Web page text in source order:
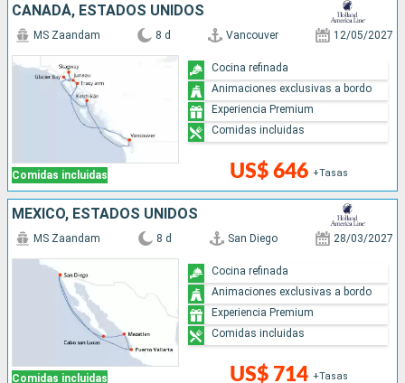
CANADÁ, ESTADOS UNIDOS
Comidas incluidas
MS Zaandam 8 d Vancouver 12/05/2027
US$ 646 +Tasas
Cocina refinada
Animaciones exclusivas a bordo
Experiencia Premium
Comidas incluidas
MÉXICO, ESTADOS UNIDOS
Comidas incluidas
MS Zaandam 8 d San Diego 28/03/2027
US$ 714 +Tasas
Cocina refinada
Animaciones exclusivas a bordo
Experiencia Premium
Comidas incluidas